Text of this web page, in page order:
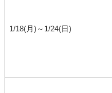
1/18(月)～1/24(日)